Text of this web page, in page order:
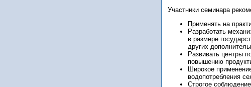
Участники семинара
Применять на
Разработать
в размере
других
Развивать центры
повышению
Широкое
водопотребления
Строгое